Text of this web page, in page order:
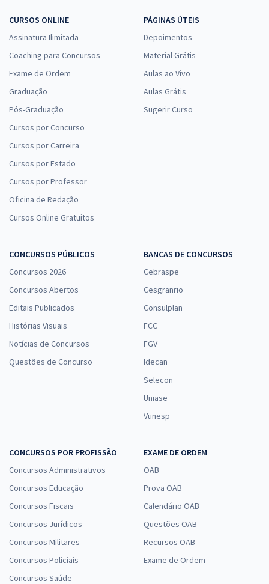
CURSOS ONLINE
Assinatura Ilimitada
Coaching para Concursos
Exame de Ordem
Graduação
Pós-Graduação
Cursos por Concurso
Cursos por Carreira
Cursos por Estado
Cursos por Professor
Oficina de Redação
Cursos Online Gratuitos
PÁGINAS ÚTEIS
Depoimentos
Material Grátis
Aulas ao Vivo
Aulas Grátis
Sugerir Curso
CONCURSOS PÚBLICOS
Concursos 2026
Concursos Abertos
Editais Publicados
Histórias Visuais
Notícias de Concursos
Questões de Concurso
BANCAS DE CONCURSOS
Cebraspe
Cesgranrio
Consulplan
FCC
FGV
Idecan
Selecon
Uniase
Vunesp
CONCURSOS POR PROFISSÃO
Concursos Administrativos
Concursos Educação
Concursos Fiscais
Concursos Jurídicos
Concursos Militares
Concursos Policiais
Concursos Saúde
EXAME DE ORDEM
OAB
Prova OAB
Calendário OAB
Questões OAB
Recursos OAB
Exame de Ordem